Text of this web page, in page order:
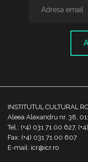
INSTITUTUL CULTURAL
Aleea Alexandru nr. 38,
Tel.: (+4) 031 71 00 627,
Fax: (+4) 031 71 00 607
E-mail: icr@icr.ro